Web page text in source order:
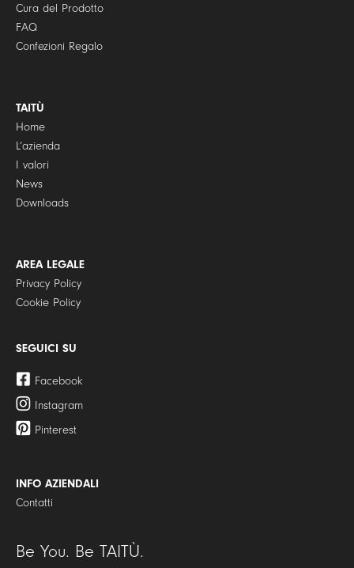
Cura del Prodotto
FAQ
Confezioni Regalo
TAITÙ
Home
L’azienda
I valori
News
Downloads
AREA LEGALE
Privacy Policy
Cookie Policy
SEGUICI SU
Facebook
Instagram
Pinterest
INFO AZIENDALI
Contatti
Be You. Be TAITÙ.